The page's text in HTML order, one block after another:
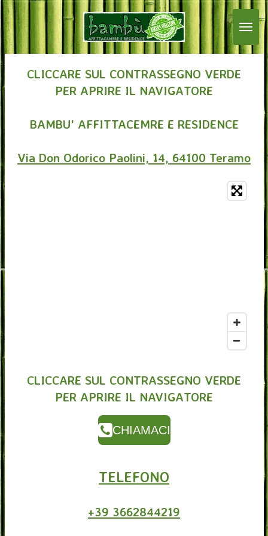
Vai
al
contenuto
CLICCARE SUL CONTRASSEGNO VERDE
PER APRIRE IL NAVIGATORE
BAMBU' AFFITTACEMRE E RESIDENCE
Via Don Odorico Paolini, 14, 64100 Teramo
CLICCARE SUL CONTRASSEGNO VERDE
PER APRIRE IL NAVIGATORE
CHIAMACI
TELEFONO
+39 3662844219